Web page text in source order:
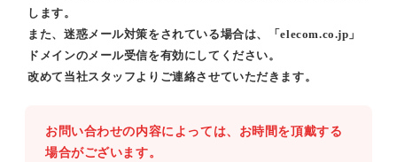
します。
また、迷惑メール対策をされている場合は、「elecom.co.jp」
ドメインのメール受信を有効にしてください。
改めて当社スタッフよりご連絡させていただきます。
お問い合わせの内容によっては、お時間を頂戴する
場合がございます。